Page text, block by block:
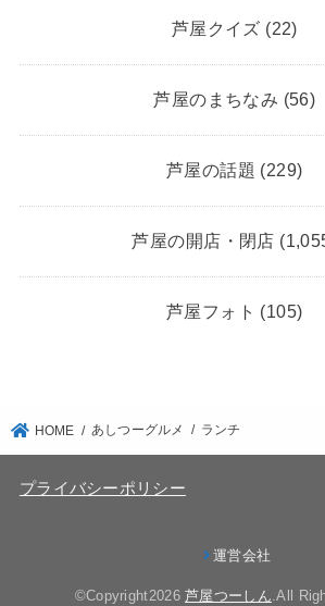
芦屋クイズ (22)
芦屋のまちなみ (56)
芦屋の話題 (229)
芦屋の開店・閉店
芦屋フォト (105)
HOME あしつーグルメ ランチ
プライバシーポリシー
運営会社
©Copyright2026芦屋つーしん.All